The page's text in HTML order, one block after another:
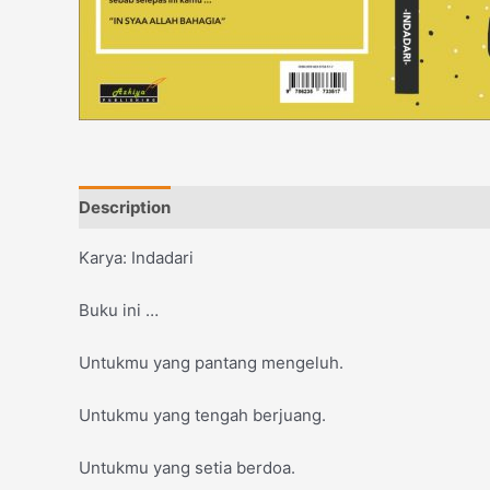
Description
Karya: Indadari
Buku ini …
Untukmu yang pantang mengeluh.
Untukmu yang tengah berjuang.
Untukmu yang setia berdoa.